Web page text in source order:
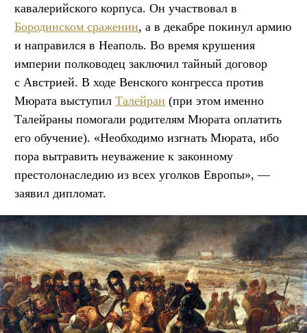
кавалерийского корпуса. Он участвовал в
Бородинском сражении, а в декабре покинул армию
и направился в Неаполь. Во время крушения
империи полководец заключил тайный договор
с Австрией. В ходе Венского конгресса против
Мюрата выступил Талейран (при этом именно
Талейраны помогали родителям Мюрата оплатить
его обучение). «Необходимо изгнать Мюрата, ибо
пора вытравить неуважение к законному
престолонаследию из всех уголков Европы», —
заявил дипломат.